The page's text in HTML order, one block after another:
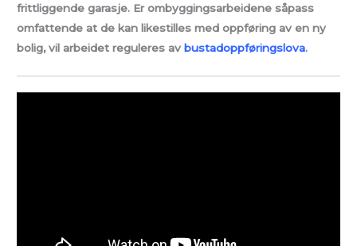
frittliggende garasje. Er ombyggingsarbeidene såpass
omfattende at de kan likestilles med oppføring av en ny
bolig, vil arbeidet reguleres avbustadoppføringslova.